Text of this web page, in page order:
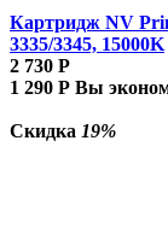
Картридж NV
3335/3345, 15000K
2 730 Р
1 290 Р Вы
Скидка 19%